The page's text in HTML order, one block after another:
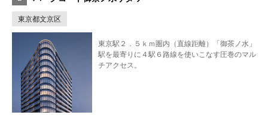
東京都文京区
東京駅２．５ｋｍ圏内（直線距離）「御茶ノ水」
駅を最寄りに４駅６路線を使いこなす圧巻のマル
チアクセス。